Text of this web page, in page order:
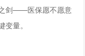
剑——医保愿不愿意
量。